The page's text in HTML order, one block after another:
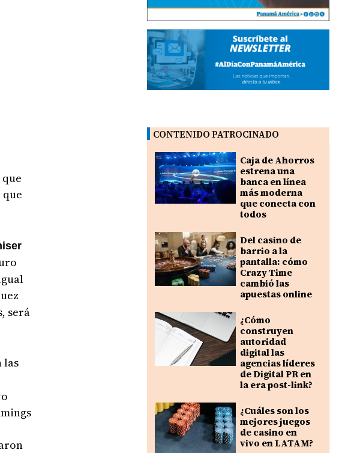
que
uez
será
las
CONTENIDO PATROCINADO
Caja de Ahorros
estrena una
banca en línea
más moderna
que conecta con
todos
Del casino de
barrio a la
pantalla: cómo
Crazy Time
cambió las
apuestas online
¿Cómo
construyen
autoridad
digital las
agencias líderes
de Digital PR en
la era post-link?
¿Cuáles son los
mejores juegos
de casino en
vivo en LATAM?